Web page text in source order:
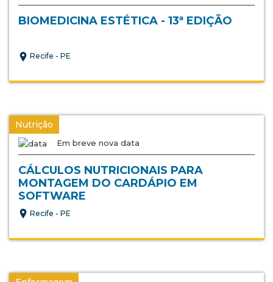
BIOMEDICINA ESTÉTICA - 13ª EDIÇÃO
Recife - PE
Nutrição
Em breve nova data
CÁLCULOS NUTRICIONAIS PARA
MONTAGEM DO CARDÁPIO EM
SOFTWARE
Recife - PE